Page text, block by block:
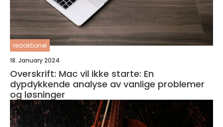
redaktionel
18. January 2024
Overskrift: Mac vil ikke starte: En
dypdykkende analyse av vanlige problemer
og løsninger